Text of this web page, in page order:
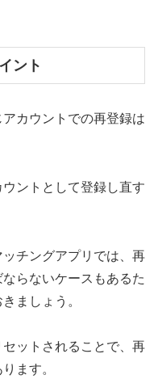
ント
カウントでの再登録は
ントとして登録し直す
チングアプリでは、再
らないケースもあるた
ましょう。
ットされることで、再
ます。